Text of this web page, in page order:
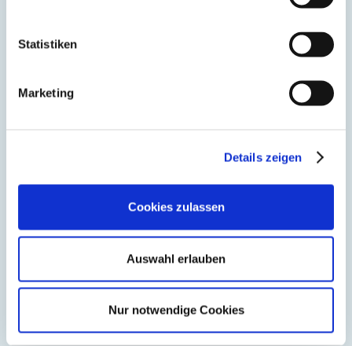
Statistiken
Marketing
Details zeigen
Cookies zulassen
Auswahl erlauben
Nur notwendige Cookies
Abmessungen
Kalt 120 W/h I Heiß 1500 W/h I Eis 100 W/h
Gewicht